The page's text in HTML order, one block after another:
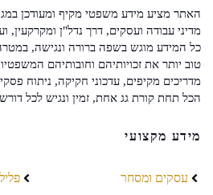
האתר מציע מידע משפטי מקיף ומעודכן
מדיני עבודה ועסקים, דרך נדל"ן ומקרקעין,
כל המידע מוגש בשפה ברורה ונגישה,
טוב יותר את זכויותיהם וחובותיהם
מדריכים מקיפים, עדכוני חקיקה, ניתוח
הכל תחת קורת גג אחת, זמין ונגיש לכל
מידע מקצועי
עסקים ומסחר